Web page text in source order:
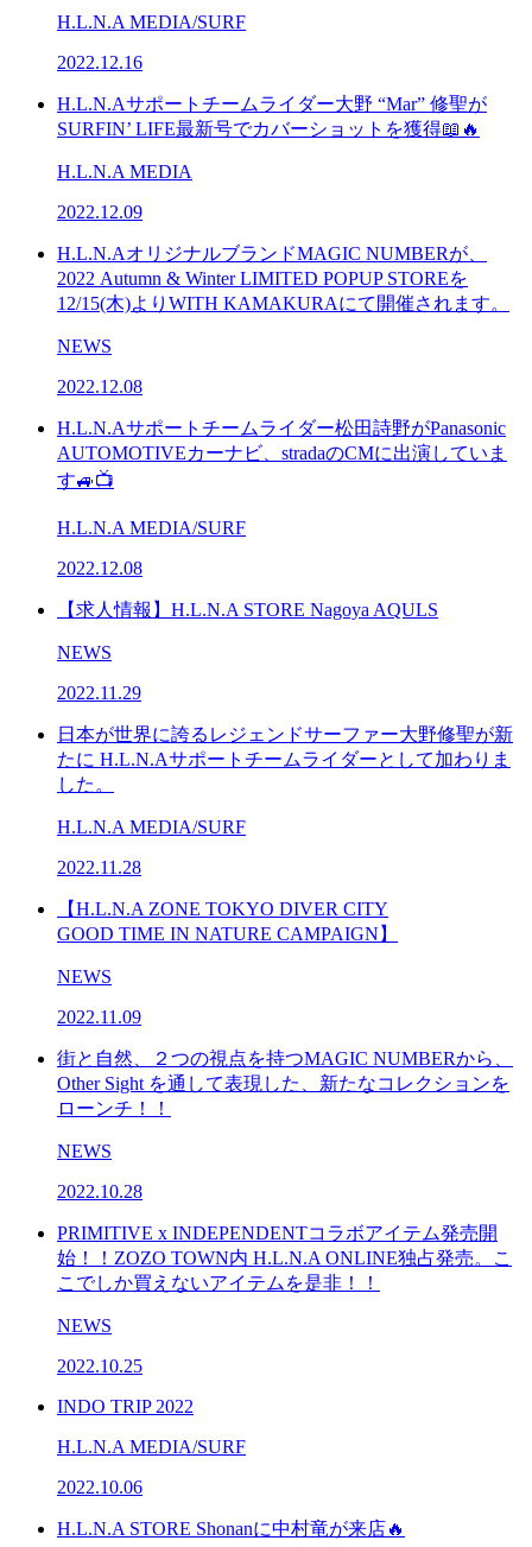
H.L.N.A MEDIA/SURF
2022.12.16
H.L.N.Aサポートチームライダー大野 “Mar” 修聖が
SURFIN’ LIFE最新号でカバーショットを獲得📖🔥
H.L.N.A MEDIA
2022.12.09
H.L.N.AオリジナルブランドMAGIC NUMBERが、
2022 Autumn & Winter LIMITED POPUP STOREを
12/15(木)よりWITH KAMAKURAにて開催されます。
NEWS
2022.12.08
H.L.N.Aサポートチームライダー松田詩野がPanasonic
AUTOMOTIVEカーナビ、stradaのCMに出演していま
す🚙📺
H.L.N.A MEDIA/SURF
2022.12.08
【求人情報】H.L.N.A STORE Nagoya AQULS
NEWS
2022.11.29
日本が世界に誇るレジェンドサーファー大野修聖が新
たに H.L.N.Aサポートチームライダーとして加わりま
した。
H.L.N.A MEDIA/SURF
2022.11.28
【H.L.N.A ZONE TOKYO DIVER CITY
GOOD TIME IN NATURE CAMPAIGN】
NEWS
2022.11.09
街と自然、２つの視点を持つMAGIC NUMBERから、
Other Sight を通して表現した、新たなコレクションを
ローンチ！！
NEWS
2022.10.28
PRIMITIVE x INDEPENDENTコラボアイテム発売開
始！！ZOZO TOWN内 H.L.N.A ONLINE独占発売。こ
こでしか買えないアイテムを是非！！
NEWS
2022.10.25
INDO TRIP 2022
H.L.N.A MEDIA/SURF
2022.10.06
H.L.N.A STORE Shonanに中村竜が来店🔥